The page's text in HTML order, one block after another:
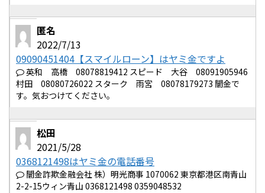
匿名
2022/7/13
09090451404【スマイルローン】はヤミ金ですよ
英和 高橋 08078819412 スピード 大谷 08091905946
村田 08080726022 スターク 雨宮 08078179273 闇金で
す。気おつけてください。
松田
2021/5/28
0368121498はヤミ金の電話番号
闇金詐欺金融会社 株）明光商事 1070062 東京都港区南青山
2-2-15ウィン青山 0368121498 0359048532